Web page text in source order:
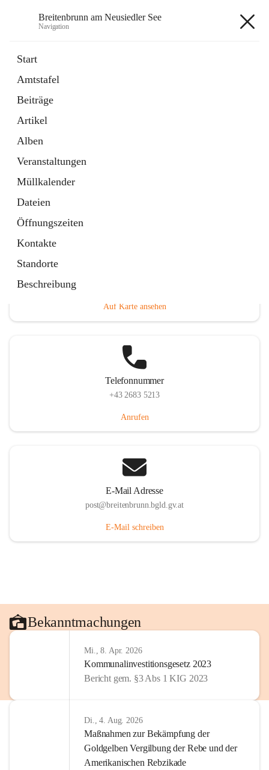
Breitenbrunn am Neusiedler See
Navigation
Start
Amtstafel
Beiträge
Artikel
Alben
Veranstaltungen
Müllkalender
Dateien
Öffnungszeiten
Kontakte
Standorte
Beschreibung
18 Schnellzugriffe
Gemeindeservice
Auf Karte ansehen
Telefonnummer
+43 2683 5213
Anrufen
E-Mail Adresse
post@breitenbrunn.bgld.gv.at
E-Mail schreiben
Bekanntmachungen
Mi., 8. Apr. 2026
Kommunalinvestitionsgesetz 2023
Bericht gem. §3 Abs 1 KIG 2023
Di., 4. Aug. 2026
Maßnahmen zur Bekämpfung der
Goldgelben Vergilbung der Rebe und der
Amerikanischen Rebzikade